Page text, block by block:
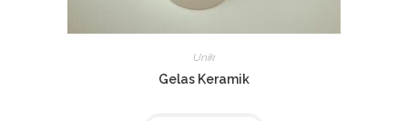
Unik
Gelas Keramik